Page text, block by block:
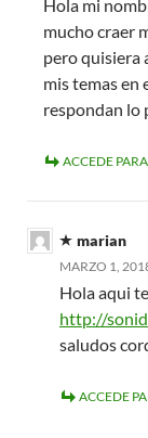
Hola mi
mucho craer
pero quisiera
mis temas en
respondan lo
ACCEDE
marian
MARZO 1,
Hola aqui
http://
saludos
ACCEDE